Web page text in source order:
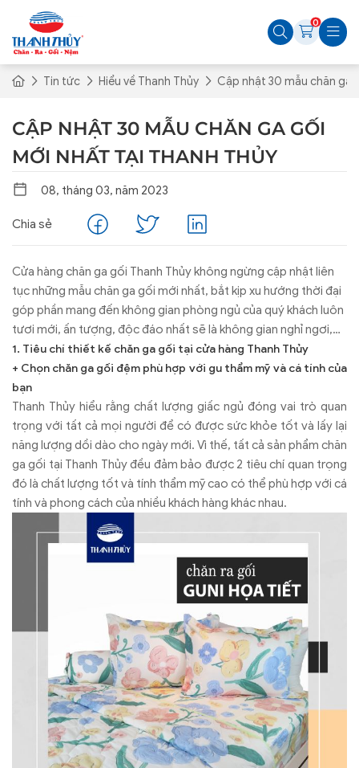
0
Tin tức Hiểu về Thanh Thủy Cập nhật 30 mẫu chăn ga
CẬP NHẬT 30 MẪU CHĂN GA GỐI
MỚI NHẤT TẠI THANH THỦY
08, tháng 03, năm 2023
Chia sẻ
Cửa hàng chăn ga gối Thanh Thủy không ngừng cập nhật liên
tục những mẫu chăn ga gối mới nhất, bắt kịp xu hướng thời đại
góp phần mang đến không gian phòng ngủ của quý khách luôn
tươi mới, ấn tượng, độc đáo nhất sẽ là không gian nghỉ ngơi,
thư giãn tuyệt vời nhất. Dưới đây chúng tôi xin cập nhất 30
mẫu chăn ga gối mới nhất cho bạn có thể tham khảo và lựa
chọn được sản phẩm phù hợp cho gia đình mình nhé!
1. Tiêu chí thiết kế chăn ga gối tại cửa hàng Thanh Thủy
+ Chọn chăn ga gối đệm phù hợp với gu thẩm mỹ và cá tính của
bạn
Thanh Thủy hiểu rằng chất lượng giấc ngủ đóng vai trò quan
trọng với tất cả mọi người để có được sức khỏe tốt và lấy lại
năng lượng dồi dào cho ngày mới. Vì thế, tất cả sản phẩm chăn
ga gối tại Thanh Thủy đều đảm bảo được 2 tiêu chí quan trọng
đó là chất lượng tốt và tính thẩm mỹ cao có thể phù hợp với cá
tính và phong cách của nhiều khách hàng khác nhau.